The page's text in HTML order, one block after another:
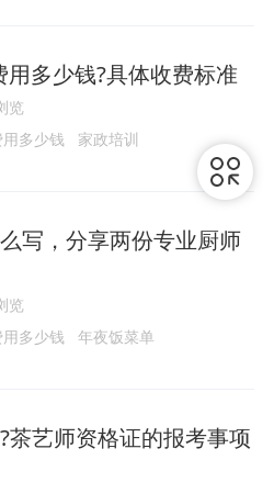
多少钱?具体收费标准
览
多少钱 家政培训
写，分享两份专业厨师
览
多少钱 年夜饭菜单
茶艺师资格证的报考事项